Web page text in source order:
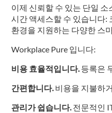
이제 신뢰할 수 있는 단일
시간 액세스할 수 있습니다:
환경을 지원하는 다양한 스
Workplace Pure 입니다:
비용 효율적입니다.등록은
간편합니다.비용을 지불하
관리가 쉽습니다.전문적인